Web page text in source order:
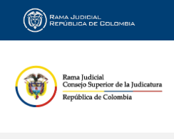
Rama Judicial